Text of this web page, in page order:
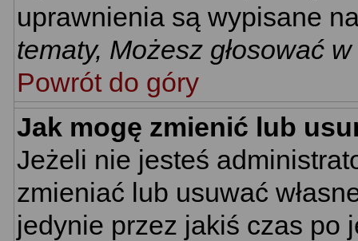
uprawnienia są wypisane
tematy, Możesz głosować
Powrót do góry
Jak mogę zmienić lub
Jeżeli nie jesteś
zmieniać lub usuwać
jedynie przez jakiś czas